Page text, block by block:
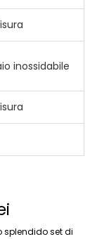
inossidabile
splendido set di